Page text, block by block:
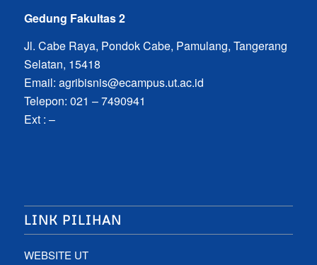
Gedung Fakultas 2
Jl. Cabe Raya, Pondok Cabe, Pamulang, Tangerang
Selatan, 15418
Email: agribisnis@ecampus.ut.ac.id
Telepon: 021 – 7490941
Ext : –
LINK PILIHAN
WEBSITE UT